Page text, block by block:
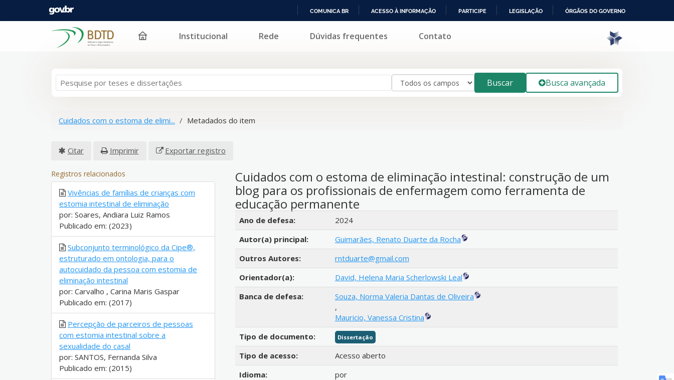
PARA
COMUNICA BR ACESSO À INFORMAÇÃO PARTICIPE LEGISLAÇÃO ÓRGÃOS DO GOVERNO
Pular para o conteúdo Institucional Rede Dúvidas frequentes Contato
Buscar Busca avançada
Cuidados com o estoma de elimi... Metadados do item
Citar Imprimir Exportar registro
Cuidados com o estoma de eliminação intestinal: construção de um
blog para os profissionais de enfermagem como ferramenta de
educação permanente
Detalhes bibliográficos
Ano de defesa:
2024
Autor(a) principal:
Guimarães, Renato Duarte da Rocha
Outros Autores:
rntduarte@gmail.com
Orientador(a):
David, Helena Maria Scherlowski Leal
Banca de defesa:
Souza, Norma Valeria Dantas de Oliveira
,
Mauricio, Vanessa Cristina
Tipo de documento:
Dissertação
Tipo de acesso:
Acesso aberto
Idioma:
por
Registros relacionados
Vivências de famílias de crianças com
estomia intestinal de eliminação
por: Soares, Andiara Luiz Ramos
Publicado em: (2023)
Subconjunto terminológico da Cipe®,
estruturado em ontologia, para o
autocuidado da pessoa com estomia de
eliminação intestinal
por: Carvalho , Carina Maris Gaspar
Publicado em: (2017)
Percepção de parceiros de pessoas
com estomia intestinal sobre a
sexualidade do casal
por: SANTOS, Fernanda Silva
Publicado em: (2015)